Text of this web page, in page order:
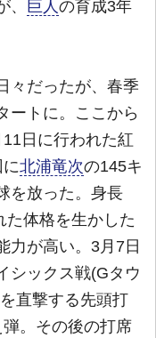
巨人の育成3年
々だったが、春季
ートに。ここから
日に行われた紅
北浦竜次の145キ
を放った。身長
た体格を生かした
力が高い。3月7日
シックス戦(Gタウ
直撃する先頭打
。その後の打席